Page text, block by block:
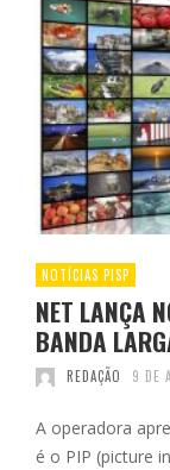
NOTÍCIAS PISP
NET LANÇA
BANDA
REDAÇÃO 9 DE
A operadora
é o PIP (picture